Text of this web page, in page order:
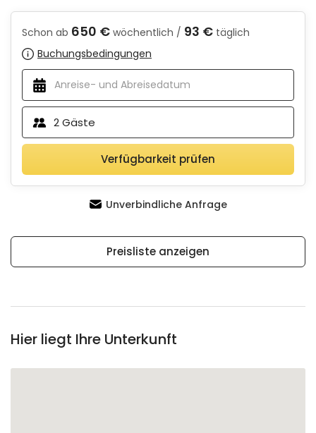
Schon ab 650 € wöchentlich / 93 € täglich
Buchungsbedingungen
2Gäste
Verfügbarkeit prüfen
Unverbindliche Anfrage
Preisliste anzeigen
Hier liegt Ihre Unterkunft